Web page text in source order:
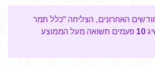
12 החודשים האחרונים, הצליחה "כלל תמר
10 פעמים תשואה מעל הממוצע